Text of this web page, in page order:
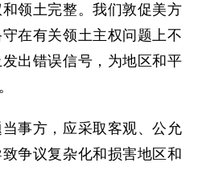
领土完整。我们敦促美方
在有关领土主权问题上不
出错误信号，为地区和平
方，应采取客观、公允
争议复杂化和损害地区和